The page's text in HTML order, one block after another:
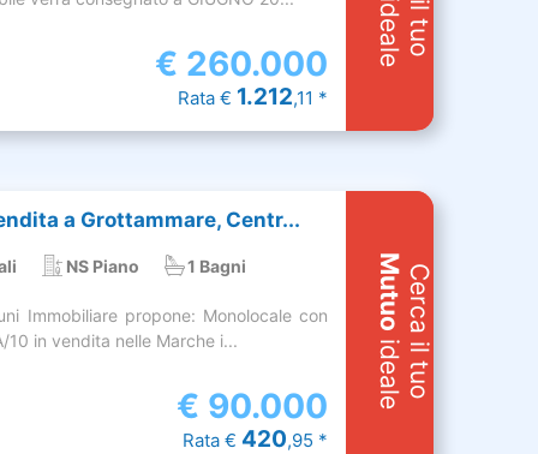
€ 260.000
Rata € 1.212,11 *
ideale
a Grottammare, Centr...
NS Piano 1 Bagni
Immobiliare propone: Monolocale con
10 in vendita nelle Marche i...
€ 90.000
Rata € 420,95 *
Cerca il tuo
Mutuo
ideale